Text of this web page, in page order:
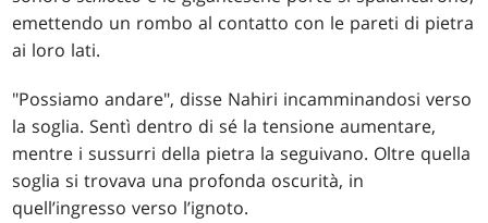
emettendo un rombo al contatto con le pareti di pietra
ai loro lati.
"Possiamo andare", disse Nahiri incamminandosi verso
la soglia. Sentì dentro di sé la tensione aumentare,
mentre i sussurri della pietra la seguivano. Oltre quella
soglia si trovava una profonda oscurità, in
quell’ingresso verso l’ignoto.